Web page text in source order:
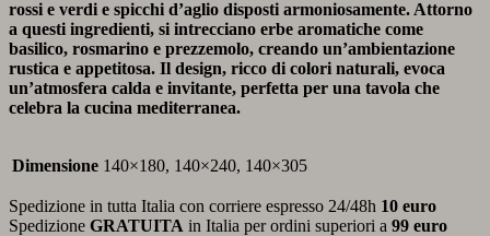
rossi e verdi e spicchi d’aglio disposti armoniosamente. Attorno
a questi ingredienti, si intrecciano erbe aromatiche come
basilico, rosmarino e prezzemolo, creando un’ambientazione
rustica e appetitosa. Il design, ricco di colori naturali, evoca
un’atmosfera calda e invitante, perfetta per una tavola che
celebra la cucina mediterranea.
Dimensione 140×180, 140×240, 140×305
Spedizione in tutta Italia con corriere espresso 24/48h 10 euro
Spedizione GRATUITA in Italia per ordini superiori a 99 euro